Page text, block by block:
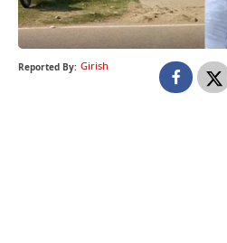
Reported By: Girish